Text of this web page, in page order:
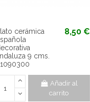
cerámica
9 cms.
8,50 €
Añadir al
carrito